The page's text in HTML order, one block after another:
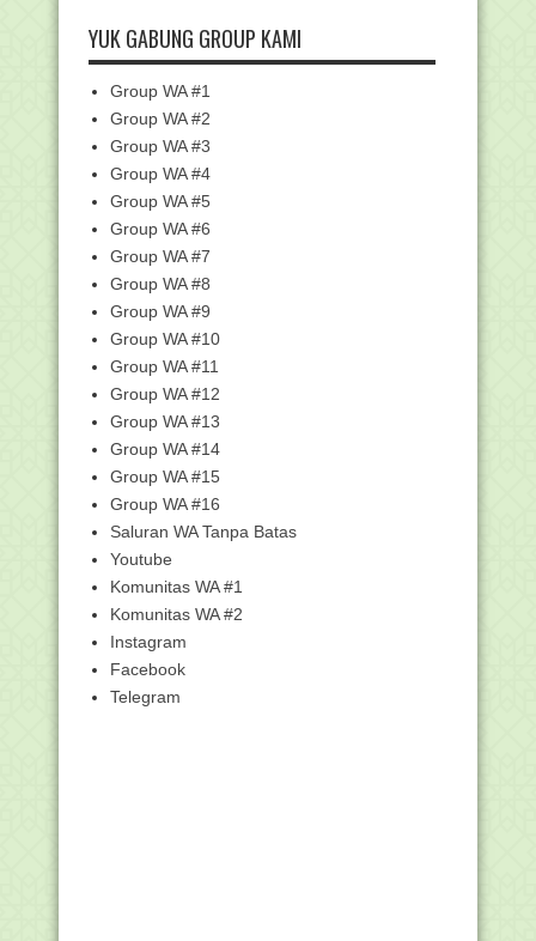
Download Komponen dan Bukti Fisik
EDM ERKAM (File ...
Kumpulan Link Twibbon Peringatan
G30S PKI
Umrah saat Pendemi : Sekali Umrah,
Sekali Salat di...
RPP 1 Lembar Fikih Madrasah
Ibtidaiyah (MI) Terbar...
Soal Latihan mengenai "Haid, Ihtilam
dan Mandi Waj...
Pemberitahuan Kegiatan Pelatihan
Calon FASDA Jenja...
Kemenag Bekali Guru Madrasah
Kemampuan Penulisan J...
Pengajuan Bantuan Pesantren Dibuka
Hingga 4 Oktobe...
[Simpatika] Panduan Cara Kelola
Pengumuman Hasil Seleksi Calon
Instruktur Tingkat ...
Juknis Sayembara Video Pembelajaran
Literasi dan N...
Mulai Tugas)
Insentif Guru Bukan PNS Madrasah
Segera Cair
YUK GABUNG GROUP KAMI
Group WA #1
Group WA #2
Group WA #3
Group WA #4
Group WA #5
Group WA #6
Group WA #7
Group WA #8
Group WA #9
Group WA #10
Group WA #11
Group WA #12
Group WA #13
Group WA #14
Group WA #15
Group WA #16
Saluran WA Tanpa Batas
Youtube
Komunitas WA #1
Komunitas WA #2
Instagram
Facebook
Telegram